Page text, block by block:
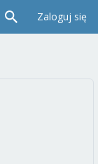
Zaloguj się